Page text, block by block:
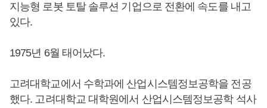
지능형 로봇 토탈 솔루션 기업으로 전환에 속도를 내고
있다.
1975년 6월 태어났다.
고려대학교에서 수학과에 산업시스템정보공학을 전공
했다. 고려대학교 대학원에서 산업시스템정보공학 석사